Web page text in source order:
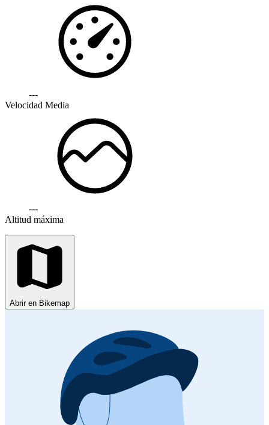
---
Velocidad Media
---
Altitud máxima
Abrir en Bikemap